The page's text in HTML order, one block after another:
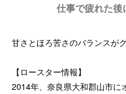
仕事で疲れた後
甘さとほろ苦さのバランスが
【ロースター情報】
2014年、奈良県大和郡山市に